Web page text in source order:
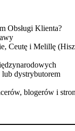
Obsługi Klienta?
Ceutę i Melillę
lub dystrybutorem
blogerów i stron